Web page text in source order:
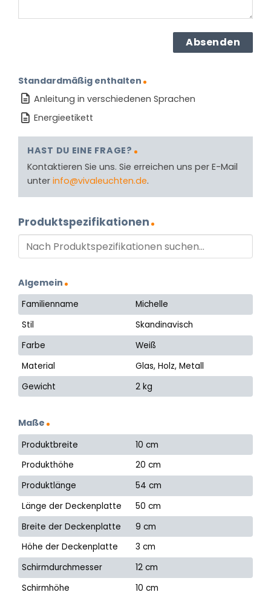
Standardmäßig enthalten
Anleitung in verschiedenen Sprachen
Energieetikett
HAST DU EINE FRAGE?
Kontaktieren Sie uns. Sie erreichen uns per E-Mail
unter info@vivaleuchten.de.
Produktspezifikationen
Algemein
Familienname
Michelle
Stil
Skandinavisch
Farbe
Weiß
Material
Glas, Holz, Metall
Gewicht
2 kg
Maße
Produktbreite
10 cm
Produkthöhe
20 cm
Produktlänge
54 cm
Länge der Deckenplatte
50 cm
Breite der Deckenplatte
9 cm
Höhe der Deckenplatte
3 cm
Schirmdurchmesser
12 cm
Schirmhöhe
10 cm